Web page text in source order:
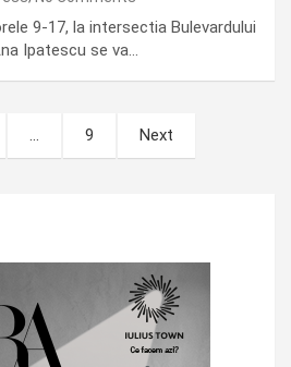
9-17, la intersectia Bulevardului
Ipatescu se va…
… 9 Next